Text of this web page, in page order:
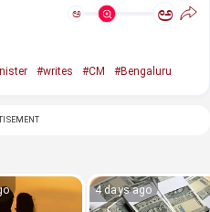
ಅ ಅ
#writes #CM #Bengaluru
4 days ago